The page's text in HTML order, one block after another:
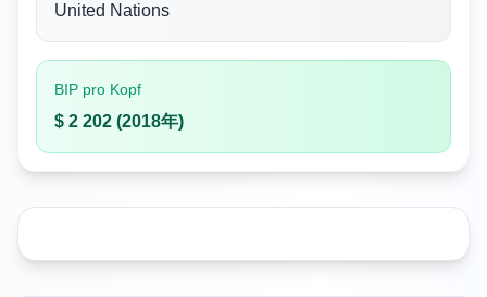
United Nations
BIP pro Kopf
$ 2 202 (2018年)